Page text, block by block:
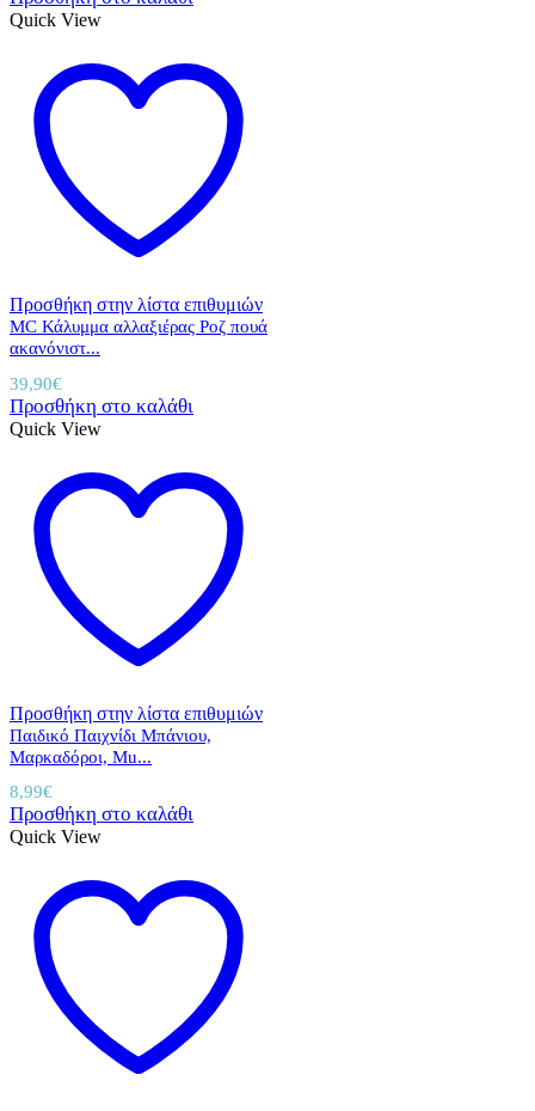
Quick View
Προσθήκη στην λίστα επιθυμιών
MC Κάλυμμα αλλαξιέρας Ροζ πουά
ακανόνιστ...
39,90€
Προσθήκη στο καλάθι
Quick View
Προσθήκη στην λίστα επιθυμιών
Παιδικό Παιχνίδι Μπάνιου,
Μαρκαδόροι, Mu...
8,99€
Προσθήκη στο καλάθι
Quick View